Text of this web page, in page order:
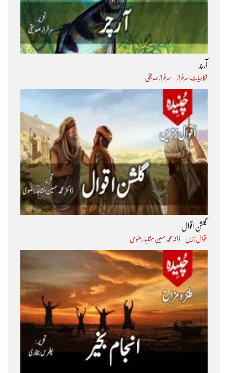
آر چر
فکاہیاتِ سرفراز سرفراز صدیقی
گلشنِ اقوال
اَقوال زرّیں ڈاکٹر محمد حسین مُشاہدؔ رضوی